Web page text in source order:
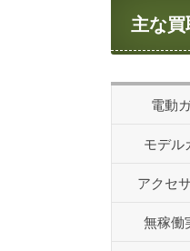
主な買
電動
モデル
アクセ
無稼働